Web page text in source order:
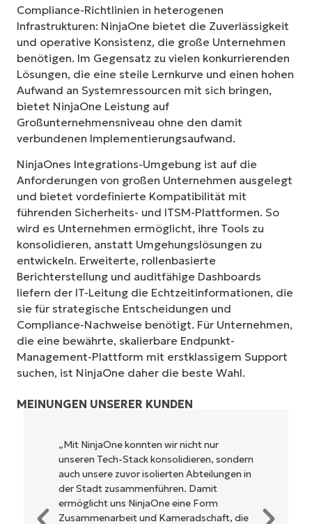
Compliance-Richtlinien in heterogenen
Infrastrukturen: NinjaOne bietet die Zuverlässigkeit
und operative Konsistenz, die große Unternehmen
benötigen. Im Gegensatz zu vielen konkurrierenden
Lösungen, die eine steile Lernkurve und einen hohen
Aufwand an Systemressourcen mit sich bringen,
bietet NinjaOne Leistung auf
Großunternehmensniveau ohne den damit
verbundenen Implementierungsaufwand.
NinjaOnes Integrations-Umgebung ist auf die
Anforderungen von großen Unternehmen ausgelegt
und bietet vordefinierte Kompatibilität mit
führenden Sicherheits- und ITSM-Plattformen. So
wird es Unternehmen ermöglicht, ihre Tools zu
konsolidieren, anstatt Umgehungslösungen zu
entwickeln. Erweiterte, rollenbasierte
Berichterstellung und auditfähige Dashboards
liefern der IT-Leitung die Echtzeitinformationen, die
sie für strategische Entscheidungen und
Compliance-Nachweise benötigt. Für Unternehmen,
die eine bewährte, skalierbare Endpunkt-
Management-Plattform mit erstklassigem Support
suchen, ist NinjaOne daher die beste Wahl.
MEINUNGEN UNSERER KUNDEN
sondern
Abteilungen in
die
„NinjaOne ermöglicht unserem
Unternehmen sowie den
Betreibern, mit denen wir
zusammenarbeiten, eine höhere
Rentabilität. Das ist für alle ein
Geschäft.“